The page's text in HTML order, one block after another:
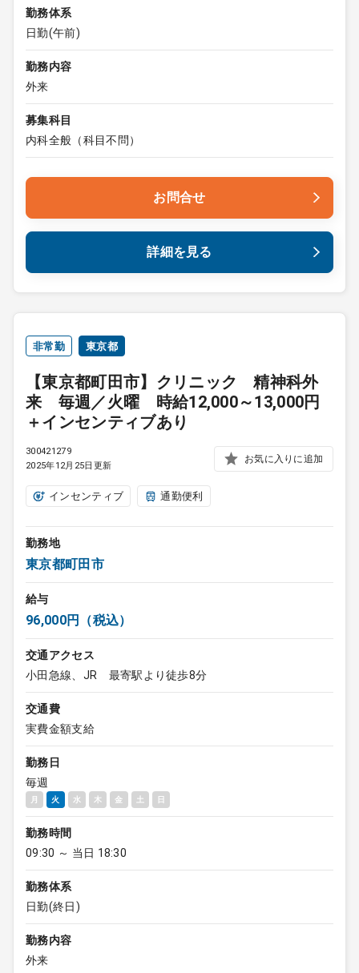
勤務体系
日勤(午前)
勤務内容
外来
募集科目
内科全般（科目不問）
お問合せ
詳細を見る
非常勤 東京都
【東京都町田市】クリニック 精神科外
来 毎週／火曜 時給12,000～13,000円
＋インセンティブあり
300421279
2025年12月25日更新
お気に入りに追加
インセンティブ 通勤便利
勤務地
東京都町田市
給与
96,000円（税込）
交通アクセス
小田急線、JR 最寄駅より徒歩8分
交通費
実費金額支給
勤務日
毎週
月 火 水 木 金 土 日
勤務時間
09:30 ～ 当日 18:30
勤務体系
日勤(終日)
勤務内容
外来